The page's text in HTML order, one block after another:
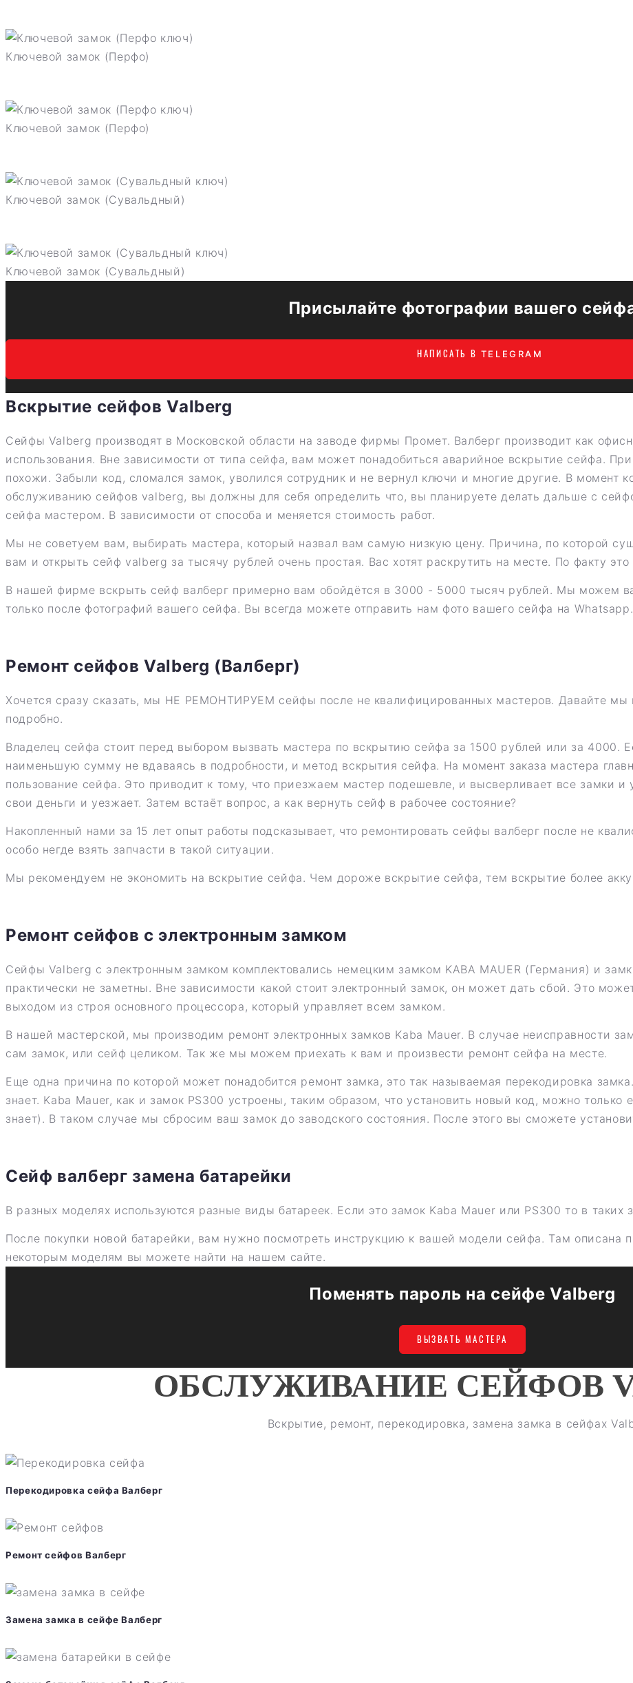
Ключевой замок (Перфо)
Ключевой замок (Перфо)
Ключевой замок (Сувальдный)
Ключевой замок (Сувальдный)
Присылайте фотографии вашего
НАПИСАТЬ В TELEGRAM
Вскрытие сейфов Valberg
Сейфы Valberg производят в Московской области на заводе фирмы Промет. Валберг производит как
использования. Вне зависимости от типа сейфа, вам может понадобиться аварийное вскрытие сейфа.
похожи. Забыли код, сломался замок, уволился сотрудник и не вернул ключи и многие другие. В момент
обслуживанию сейфов valberg, вы должны для себя определить что, вы планируете делать дальше с
сейфа мастером. В зависимости от способа и меняется стоимость работ.
Мы не советуем вам, выбирать мастера, который назвал вам самую низкую цену. Причина, по которой
вам и открыть сейф valberg за тысячу рублей очень простая. Вас хотят раскрутить на месте. По факту
В нашей фирме вскрыть сейф валберг примерно вам обойдётся в 3000 - 5000 тысяч рублей. Мы можем
только после фотографий вашего сейфа. Вы всегда можете отправить нам фото вашего сейфа на Whatsapp.
Ремонт сейфов Valberg (Валберг)
Хочется сразу сказать, мы НЕ РЕМОНТИРУЕМ сейфы после не квалифицированных мастеров. Давайте мы
подробно.
Владелец сейфа стоит перед выбором вызвать мастера по вскрытию сейфа за 1500 рублей или за 4000.
наименьшую сумму не вдаваясь в подробности, и метод вскрытия сейфа. На момент заказа мастера
пользование сейфа. Это приводит к тому, что приезжаем мастер подешевле, и высверливает все замки и
свои деньги и уезжает. Затем встаёт вопрос, а как вернуть сейф в рабочее состояние?
Накопленный нами за 15 лет опыт работы подсказывает, что ремонтировать сейфы валберг после не
особо негде взять запчасти в такой ситуации.
Мы рекомендуем не экономить на вскрытие сейфа. Чем дороже вскрытие сейфа, тем вскрытие более
Ремонт сейфов с электронным замком
Сейфы Valberg с электронным замком комплектовались немецким замком KABA MAUER (Германия) и
практически не заметны. Вне зависимости какой стоит электронный замок, он может дать сбой. Это
выходом из строя основного процессора, который управляет всем замком.
В нашей мастерской, мы производим ремонт электронных замков Kaba Mauer. В случае неисправности
сам замок, или сейф целиком. Так же мы можем приехать к вам и произвести ремонт сейфа на месте.
Еще одна причина по которой может понадобится ремонт замка, это так называемая перекодировка
знает. Kaba Mauer, как и замок PS300 устроены, таким образом, что установить новый код, можно
знает). В таком случае мы сбросим ваш замок до заводского состояния. После этого вы сможете
Сейф валберг замена батарейки
В разных моделях используются разные виды батареек. Если это замок Kaba Mauer или PS300 то в таких
После покупки новой батарейки, вам нужно посмотреть инструкцию к вашей модели сейфа. Там описана
некоторым моделям вы можете найти на нашем сайте.
Поменять пароль на сейфе Valberg
ВЫЗВАТЬ МАСТЕРА
ОБСЛУЖИВАНИЕ СЕЙФОВ
Вскрытие, ремонт, перекодировка, замена замка в сейфах
Перекодировка сейфа Валберг
Ремонт сейфов Валберг
Замена замка в сейфе Валберг